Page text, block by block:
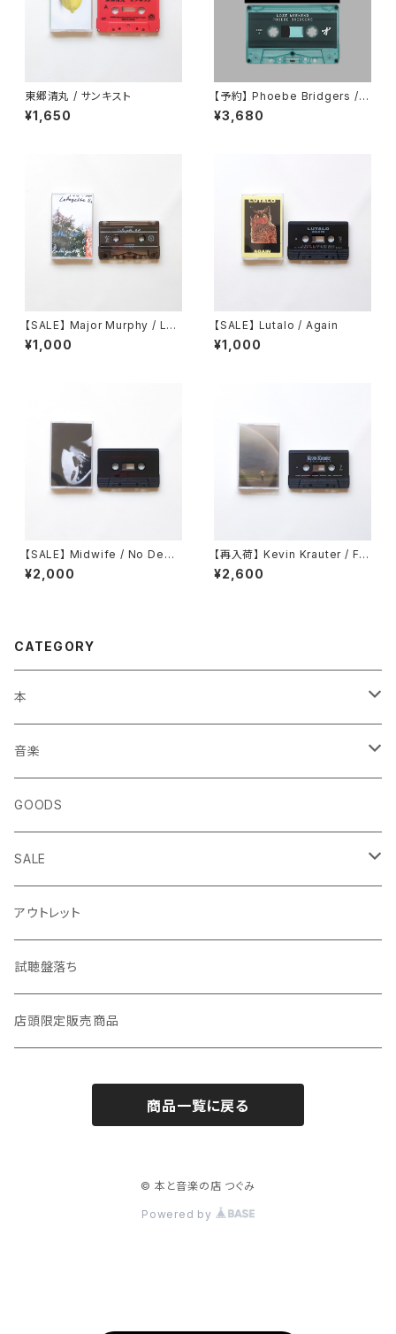
東郷清丸 / サンキスト
¥1,650
【予約】 Phoebe Bridgers / L
ost Weekend （カセット）
¥3,680
【SALE】 Major Murphy / Laf
ayette EP
¥1,000
【SALE】 Lutalo / Again
¥1,000
【SALE】 Midwife / No Depr
ession in Heaven
¥2,000
【再入荷】 Kevin Krauter / Ful
l Hand
¥2,600
CATEGORY
本
エッセイ・日記
生き方
短歌・詩集
ZINE・リトルプレス
趣味・暮らし
音楽・映画・芸術
自然・動物・植物
音楽
◎ NEWFOLK特集
◎ シンガーソングライター特集
CD
LP（レコード）
TAPE（カセットテープ）
GOODS
SALE
LP
CD・TAPE・7インチ
アウトレット
試聴盤落ち
店頭限定販売商品
商品一覧に戻る
© 本と音楽の店 つぐみ
Powered by